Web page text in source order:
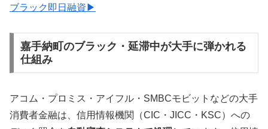
ブラック即日融資▶
嘉手納町のブラック・延滞中が大手に弾かれる
仕組み
アコム・プロミス・アイフル・SMBCモビットなどの大手
消費者金融は、信用情報機関（CIC・JICC・KSC）への